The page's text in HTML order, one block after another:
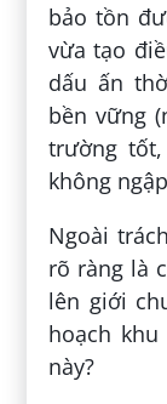
bảo tồn
vừa tạo
dấu ấn
bền vững
trường
không
Ngoài
rõ ràng là
lên giới
hoạch
này?